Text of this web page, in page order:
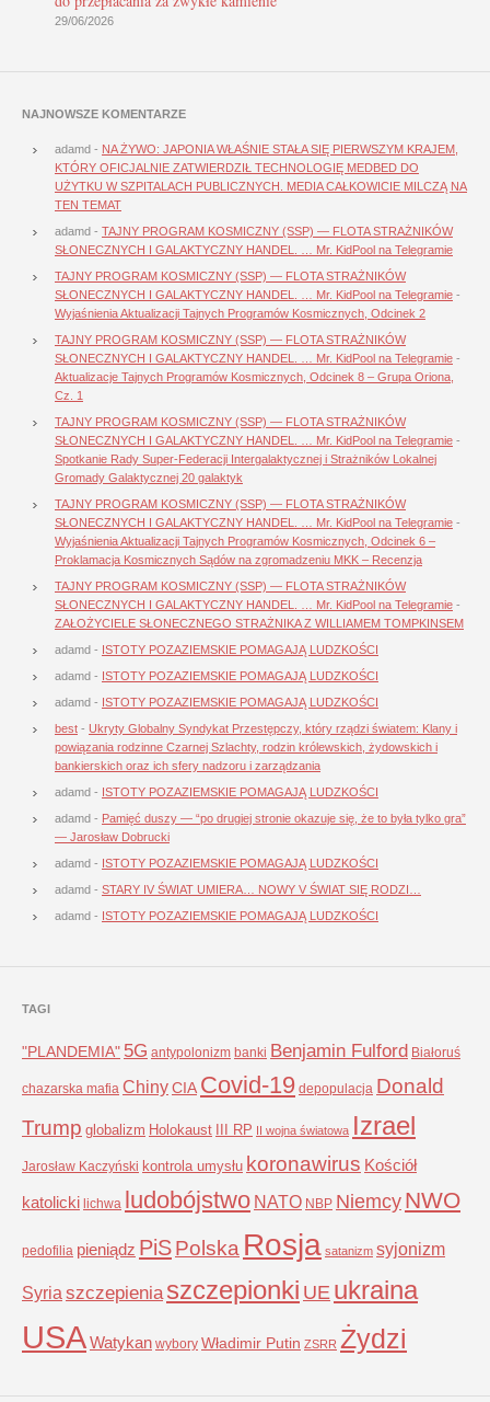
29/06/2026
NAJNOWSZE KOMENTARZE
adamd - NA ŻYWO: JAPONIA WŁAŚNIE STAŁA SIĘ PIERWSZYM KRAJEM,
KTÓRY OFICJALNIE ZATWIERDZIŁ TECHNOLOGIĘ MEDBED DO
UŻYTKU W SZPITALACH PUBLICZNYCH. MEDIA CAŁKOWICIE MILCZĄ NA
TEN TEMAT
adamd - TAJNY PROGRAM KOSMICZNY (SSP) — FLOTA STRAŻNIKÓW
SŁONECZNYCH I GALAKTYCZNY HANDEL. … Mr. KidPool na Telegramie
TAJNY PROGRAM KOSMICZNY (SSP) — FLOTA STRAŻNIKÓW
SŁONECZNYCH I GALAKTYCZNY HANDEL. … Mr. KidPool na Telegramie -
Wyjaśnienia Aktualizacji Tajnych Programów Kosmicznych, Odcinek 2
TAJNY PROGRAM KOSMICZNY (SSP) — FLOTA STRAŻNIKÓW
SŁONECZNYCH I GALAKTYCZNY HANDEL. … Mr. KidPool na Telegramie -
Aktualizacje Tajnych Programów Kosmicznych, Odcinek 8 – Grupa Oriona,
Cz. 1
TAJNY PROGRAM KOSMICZNY (SSP) — FLOTA STRAŻNIKÓW
SŁONECZNYCH I GALAKTYCZNY HANDEL. … Mr. KidPool na Telegramie -
Spotkanie Rady Super-Federacji Intergalaktycznej i Strażników Lokalnej
Gromady Galaktycznej 20 galaktyk
TAJNY PROGRAM KOSMICZNY (SSP) — FLOTA STRAŻNIKÓW
SŁONECZNYCH I GALAKTYCZNY HANDEL. … Mr. KidPool na Telegramie -
Wyjaśnienia Aktualizacji Tajnych Programów Kosmicznych, Odcinek 6 –
Proklamacja Kosmicznych Sądów na zgromadzeniu MKK – Recenzja
TAJNY PROGRAM KOSMICZNY (SSP) — FLOTA STRAŻNIKÓW
SŁONECZNYCH I GALAKTYCZNY HANDEL. … Mr. KidPool na Telegramie -
ZAŁOŻYCIELE SŁONECZNEGO STRAŻNIKA Z WILLIAMEM TOMPKINSEM
adamd - ISTOTY POZAZIEMSKIE POMAGAJĄ LUDZKOŚCI
adamd - ISTOTY POZAZIEMSKIE POMAGAJĄ LUDZKOŚCI
adamd - ISTOTY POZAZIEMSKIE POMAGAJĄ LUDZKOŚCI
best - Ukryty Globalny Syndykat Przestępczy, który rządzi światem: Klany i
powiązania rodzinne Czarnej Szlachty, rodzin królewskich, żydowskich i
bankierskich oraz ich sfery nadzoru i zarządzania
adamd - ISTOTY POZAZIEMSKIE POMAGAJĄ LUDZKOŚCI
adamd - Pamięć duszy — “po drugiej stronie okazuje się, że to była tylko gra”
— Jarosław Dobrucki
adamd - ISTOTY POZAZIEMSKIE POMAGAJĄ LUDZKOŚCI
adamd - STARY IV ŚWIAT UMIERA… NOWY V ŚWIAT SIĘ RODZI…
adamd - ISTOTY POZAZIEMSKIE POMAGAJĄ LUDZKOŚCI
TAGI
"PLANDEMIA" 5G antypolonizm banki Benjamin Fulford Białoruś
chazarska mafia ChinyCIA Covid-19 depopulacja Donald
Trump globalizm Holokaust III RP II wojna światowa Izrael
Jarosław Kaczyński kontrola umysłu koronawirus Kościół
katolicki lichwa ludobójstwo NATO NBP NiemcyNWO
pedofilia pieniądz PiSPolska Rosja satanizm syjonizm
Syria szczepienia szczepionki UE ukraina
USAWatykan wybory Władimir Putin ZSRR Żydzi